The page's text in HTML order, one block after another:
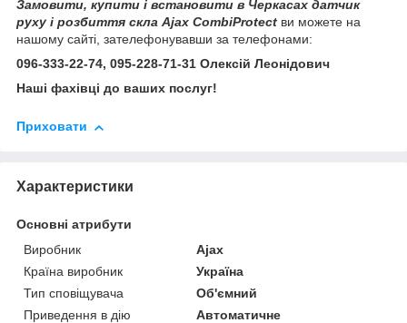
Замовити, купити і встановити в Черкасах датчик
руху і розбиття скла Ajax CombiProtect ви можете на
нашому сайті, зателефонувавши за телефонами:
096-333-22-74, 095-228-71-31 Олексій Леонідович
Наші фахівці до ваших послуг!
Приховати
Характеристики
Основні атрибути
Виробник
Ajax
Країна виробник
Україна
Тип сповіщувача
Об'ємний
Приведення в дію
Автоматичне